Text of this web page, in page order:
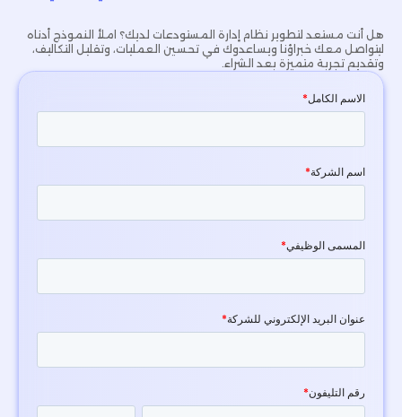
هل أنت مستعد لتطوير نظام إدارة المستودعات لديك؟ املأ النموذج أدناه
ليتواصل معك خبراؤنا ويساعدوك في تحسين العمليات، وتقليل التكاليف،
وتقديم تجربة متميزة بعد الشراء.